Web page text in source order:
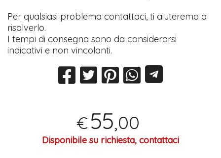
Per qualsiasi problema contattaci, ti aiuteremo a
risolverlo.
I tempi di consegna sono da considerarsi
indicativi e non vincolanti.
€55,00
Disponibile su richiesta, contattaci